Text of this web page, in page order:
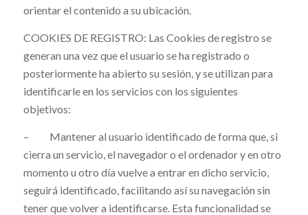
orientar el contenido a su ubicación.
COOKIES DE REGISTRO: Las Cookies de registro se
generan una vez que el usuario se ha registrado o
posteriormente ha abierto su sesión, y se utilizan para
identificarle en los servicios con los siguientes
objetivos:
– Mantener al usuario identificado de forma que, si
cierra un servicio, el navegador o el ordenador y en otro
momento u otro día vuelve a entrar en dicho servicio,
seguirá identificado, facilitando así su navegación sin
tener que volver a identificarse. Esta funcionalidad se